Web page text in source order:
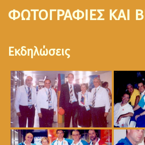
ΦΩΤΟΓΡΑΦΙΕΣ ΚΑΙ
Εκδηλώσεις